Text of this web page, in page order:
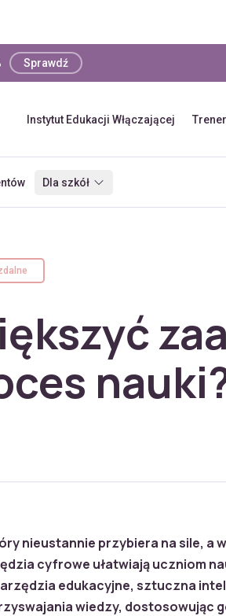
Sprawdź
Instytut Edukacji Włączającej
Dla szkół
nieustannie przybiera na sile, a w
cyfrowe ułatwiają uczniom
edukacyjne, sztuczna
wiedzy, dostosowując